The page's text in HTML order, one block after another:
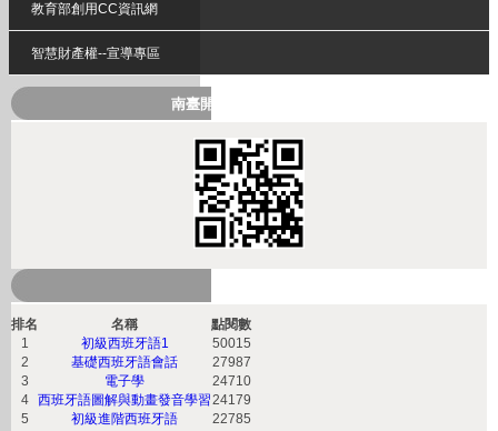
教育部創用CC資訊網
智慧財產權--宣導專區
南臺開放式課程QRcode
排名 名稱
點閱數
1
初級西班牙語1
50015
2
基礎西班牙語會話
27987
3
電子學
24710
4
西班牙語圖解與動畫發音學習24179
5
初級進階西班牙語
22785